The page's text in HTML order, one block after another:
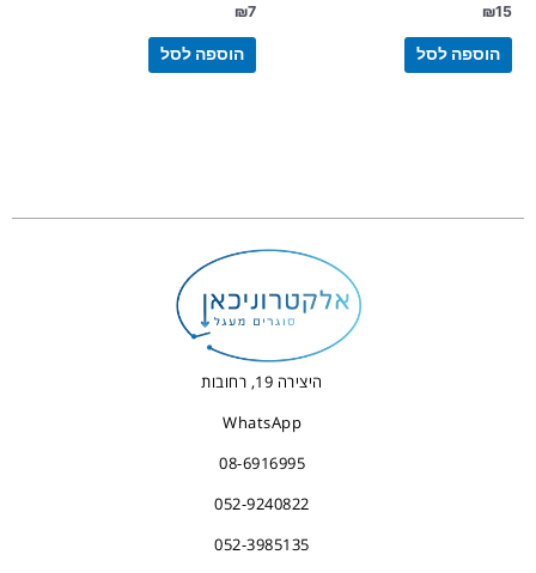
₪15
הוספה לסל
₪7
הוספה לסל
היצירה 19, רחובות
WhatsApp
08-6916995
052-9240822
052-3985135